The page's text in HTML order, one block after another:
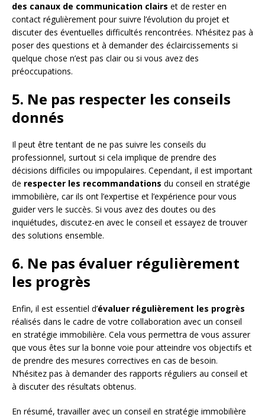
des canaux de communication clairs et de rester en
contact régulièrement pour suivre l’évolution du projet et
discuter des éventuelles difficultés rencontrées. N’hésitez pas à
poser des questions et à demander des éclaircissements si
quelque chose n’est pas clair ou si vous avez des
préoccupations.
5. Ne pas respecter les conseils
donnés
Il peut être tentant de ne pas suivre les conseils du
professionnel, surtout si cela implique de prendre des
décisions difficiles ou impopulaires. Cependant, il est important
de respecter les recommandations du conseil en stratégie
immobilière, car ils ont l’expertise et l’expérience pour vous
guider vers le succès. Si vous avez des doutes ou des
inquiétudes, discutez-en avec le conseil et essayez de trouver
des solutions ensemble.
6. Ne pas évaluer régulièrement
les progrès
Enfin, il est essentiel d’évaluer régulièrement les progrès
réalisés dans le cadre de votre collaboration avec un conseil
en stratégie immobilière. Cela vous permettra de vous assurer
que vous êtes sur la bonne voie pour atteindre vos objectifs et
de prendre des mesures correctives en cas de besoin.
N’hésitez pas à demander des rapports réguliers au conseil et
à discuter des résultats obtenus.
En résumé, travailler avec un conseil en stratégie immobilière